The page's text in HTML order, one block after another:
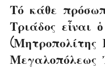
Τό κάθε
Τριάδος εἶναι
(Μητροπολίτης
Μεγαλοπόλεως